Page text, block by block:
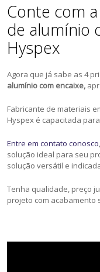
Conte com
de alumínio
Hyspex
Agora que já sabe as 4
alumínio com encaixe,
Fabricante de materiais
Hyspex é capacitada
Entre em contato conosco
solução ideal para seu
solução versátil e
Tenha qualidade, preço
projeto com acabamento